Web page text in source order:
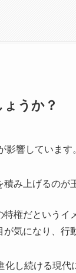
うか？
響しています
み上げるのが
権だというイ
気になり、行
化し続ける現代